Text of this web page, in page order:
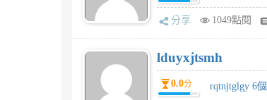
分享 1049點閱
lduyxjtsmh
0.0分 rqtnjtglgy 6